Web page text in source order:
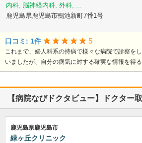
内科, 脳神経内科, 外科, ...
鹿児島県鹿児島市鴨池新町7番1号
口コミ: 1件 5
これまで、婦人科系の持病で様々な病院で診察を
いましたが、自分の病気に対する確実な情報を得
【病院なびドクタビュー】ドクター
鹿児島県鹿児島市
緑ヶ丘クリニック